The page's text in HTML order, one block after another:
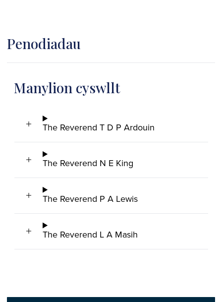
Penodiadau
Manylion cyswllt
The Reverend T D P Ardouin
The Reverend N E King
The Reverend P A Lewis
The Reverend L A Masih